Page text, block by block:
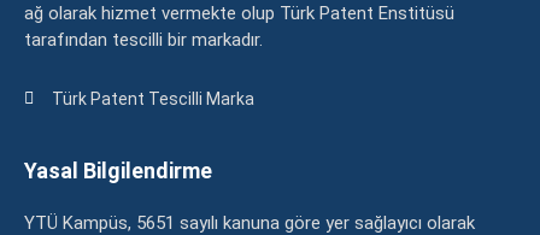
ağ olarak hizmet vermekte olup Türk Patent Enstitüsü
tarafından tescilli bir markadır.
Türk Patent Tescilli Marka
Yasal Bilgilendirme
YTÜ Kampüs, 5651 sayılı kanuna göre yer sağlayıcı olarak